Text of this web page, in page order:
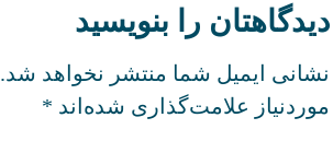
دیدگاهتان را بنویسید
نشانی ایمیل شما منتشر نخواهد شد.
موردنیاز علامت‌گذاری شده‌اند *